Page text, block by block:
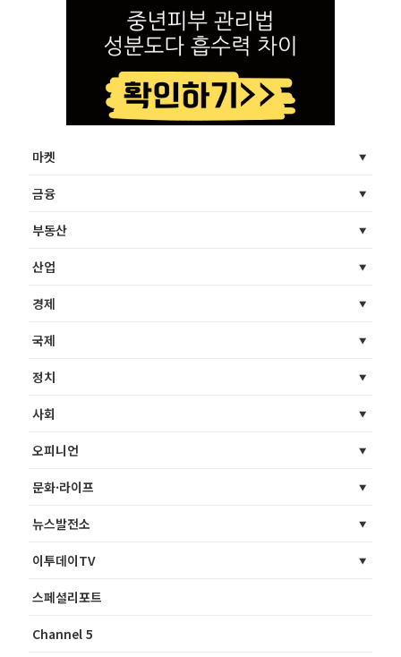
마켓
금융
부동산
산업
경제
국제
정치
사회
오피니언
문화·라이프
뉴스발전소
이투데이TV
스페셜리포트
Channel 5